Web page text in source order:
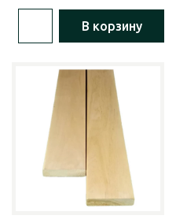
В корзину